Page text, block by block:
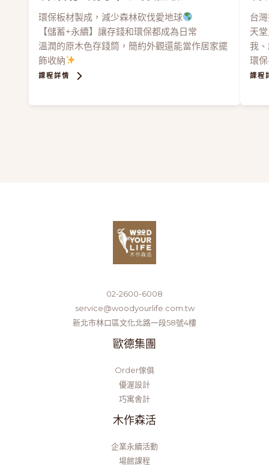
環保板材製成，減少森林砍伐愛地球
【儲蓄+永續】讓存錢和環保都成為日常
溫潤的原木色存錢筒，簡約外觀還能當作居家擺
飾收納
課程詳情
台
天
我
環
課程
02-2600-6008
service@woodyourlife.com.tw
新北市林口區文化北路一段58號4樓
歐德集團
Order傢俱
優渥設計
巧寓舍計
木作森活
企業永續活動
場館課程